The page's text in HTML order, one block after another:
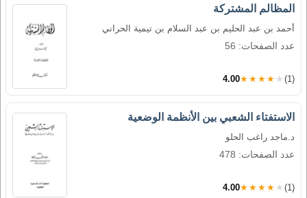
المظالم المشتركة
أحمد بن عبد الحليم بن عبد السلام بن تيمية الحراني
عدد الصفحات: 56
4.00★★★★★ (1)
الاستفتاء الشعبي بين الأنظمة الوضعية
د.ماجد راغب الحلو
عدد الصفحات: 478
4.00★★★★★ (1)